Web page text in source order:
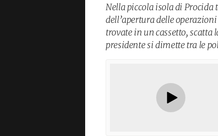
Nella piccola isola di
dell’apertura delle
trovate in un cassetto, scatta
presidente si dimette tra le